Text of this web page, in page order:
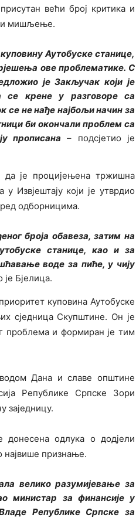
већи број критика и
и мишљење.
Аутобуске станице,
ове проблематике. С
је Закључак који је
се крене у разговоре са
се не нађе најбољи начин за
би окончали проблем са
прописана – подсјетио је
је процијењена тржишна
Извјештају који је утврдио
одборницима.
броја обавеза, затим на
станице, као и за
воде за пиће, у чију
је Бјелица.
куповина Аутобуске
сједница Скупштине. Он је
проблема и формиран је тим
Дана и славе општине
Републике Српске Зори
заједницу.
донесена одлука о додјели
највише признање.
велико разумијевање за
министар за финансије у
Републике Српске за